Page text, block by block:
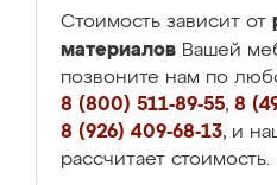
Стоимость зависит от
материалов Вашей
позвоните нам по
8 (800) 511-89-55, 8
8 (926) 409-68-13, и
рассчитает стоимость.